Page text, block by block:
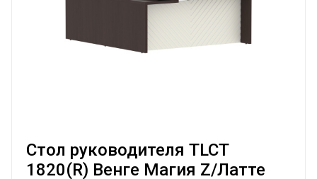
Стол руководителя TLCT
1820(R) Венге Магия Z/Латте